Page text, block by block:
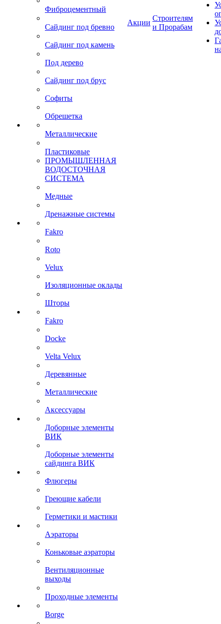
Фиброцементный
Сайдинг под бревно
Сайдинг под камень
Под дерево
Сайдинг под брус
Софиты
Обрешетка
Металлические
Пластиковые
ПРОМЫШЛЕННАЯ
ВОДОСТОЧНАЯ
СИСТЕМА
Медные
Дренажные системы
Fakro
Roto
Velux
Изоляционные оклады
Шторы
Fakro
Docke
Velta Velux
Деревянные
Металлические
Аксессуары
Доборные элементы
ВИК
Доборные элементы
сайдинга ВИК
Флюгеры
Греющие кабели
Герметики и мастики
Аэраторы
Коньковые аэраторы
Вентиляционные
выходы
Проходные элементы
Borge
Акции
Строителям
и Прорабам